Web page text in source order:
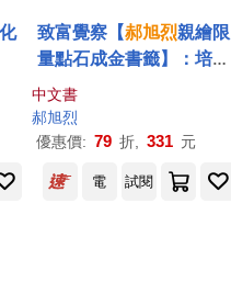
致富覺察【郝旭烈親繪限
量點石成金書籤】：培養
點石成金的財富腦
中文書
郝旭烈
優惠價: 79 折, 331 元
電 試閱